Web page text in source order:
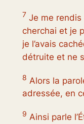
7 Je me rendis
cherchai et je
je l’avais
détruite et ne
8 Alors la
adressée, en
9 Ainsi parle